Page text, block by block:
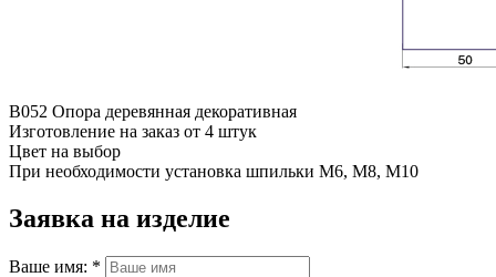
B052 Опора деревянная декоративная
Изготовление на заказ от 4 штук
Цвет на выбор
При необходимости установка шпильки М6, М8, М10
Заявка на изделие
Ваше имя: *